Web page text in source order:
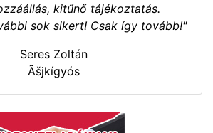
kitűnő tájékoztatás.
sok sikert! Csak így tovább!"
Seres Zoltán
Ãšjkígyós